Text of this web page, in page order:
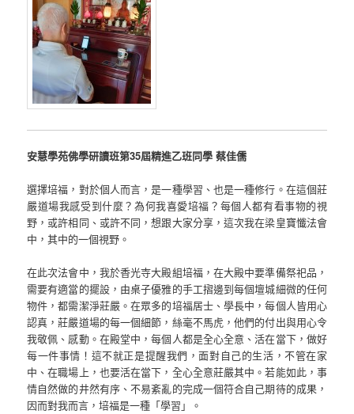
安慧學苑佛學研讀班第35屆精進乙班同學 蔡佳儒
選擇培福，對於個人而言，是一種學習、也是一種修行。在這個莊
嚴道場我感受到什麼？為何我喜愛培福？每個人都有看事物的視
野，或許相同、或許不同，想跟大家分享，這次我在梁皇寶懺法會
中，其中的一個視野。
在此次法會中，我於香光寺大殿組培福，在大殿中要準備祭祀品，
需要有適當的擺設，由桌子優雅的手工摺邊到每個壇城細微的任何
物件，都需潔淨莊嚴。在眾多的培福居士、學長中，每個人皆用心
認真，莊嚴道場的每一個細節，絲毫不馬虎，他們的付出與用心令
我敬佩、感動。在殿堂中，每個人都是全心全意、活在當下，做好
每一件事情！這不就正是提醒我們，面對自己的生活，不管在家
中、在職場上，也要活在當下，全心全意莊嚴其中。若能如此，事
情自然做的井然有序、不易紊亂的完成一個符合自己期待的成果，
因而對我而言，培福是一種「學習」。